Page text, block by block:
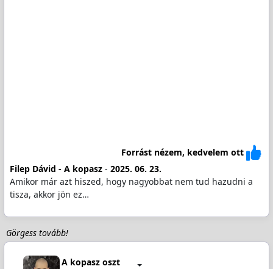
Forrást nézem, kedvelem ott
Filep Dávid - A kopasz- 2025. 06. 23.
Amikor már azt hiszed, hogy nagyobbat nem tud hazudni a
tisza, akkor jön ez…
Görgess tovább!
A kopasz oszt